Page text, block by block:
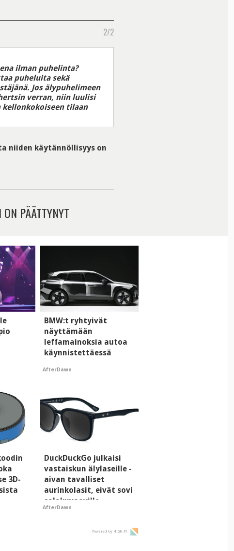
2/2
ilman puhelinta?
puheluita sekä
Jos älypuhelimeen
verran, niin luulisi
tilaan
niiden käytännöllisyys on
PÄÄTTYNYT
BMW:t ryhtyivät
näyttämään
leffamainoksia autoa
käynnistettäessä
AfterDawn
3D-
DuckDuckGo julkaisi
vastaiskun älylaseille -
aivan tavalliset
aurinkolasit, eivät sovi
salakuvaaville
hyypiöille
AfterDawn
Powered by HIGH.FI